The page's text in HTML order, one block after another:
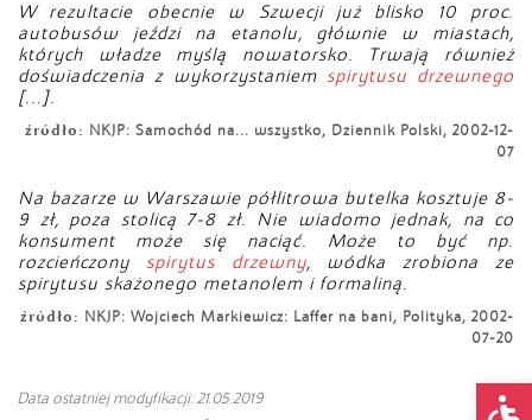
W rezultacie obecnie w Szwecji już blisko 10 proc.
autobusów jeździ na etanolu, głównie w miastach,
których władze myślą nowatorsko. Trwają również
doświadczenia z wykorzystaniem spirytusu drzewnego
[...].
źródło: NKJP: Samochód na... wszystko, Dziennik Polski, 2002-12-
07
Na bazarze w Warszawie półlitrowa butelka kosztuje 8-
9 zł, poza stolicą 7-8 zł. Nie wiadomo jednak, na co
konsument może się naciąć. Może to być np.
rozcieńczony spirytus drzewny, wódka zrobiona ze
spirytusu skażonego metanolem i formaliną.
źródło: NKJP: Wojciech Markiewicz: Laffer na bani, Polityka, 2002-
07-20
Data ostatniej modyfikacji: 21.05.2019